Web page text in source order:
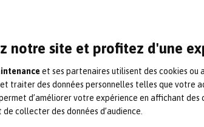
notre site et profitez d'une
et ses partenaires utilisent des cookies ou
traiter des données personnelles telles que votre
d’améliorer votre expérience en affichant
collecter des données d’audience.
ainsi son écosystème
pour les
permet à Siveco Group